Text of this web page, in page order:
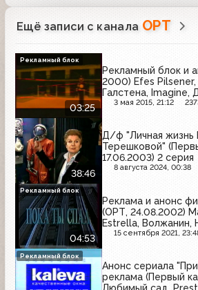
Ещё записи с канала ОРТ
03:25
Рекламный блок и
2000) Efes
Галстена, Imagine,
3 мая 2015, 21:12
Рекламный блок
38:46
Д/ф "Личная жизнь
Терешковой"
17.06.2003) 2 серия
8 августа 2024, 00:38
04:53
Реклама и анонс
(ОРТ, 24.08.2002)
Estrella, Волжанин,
Colgate, ИЖ, Би+
15 сентября 2021,
Рекламный блок
Анонс сериала
реклама (Первый
Рекламный блок